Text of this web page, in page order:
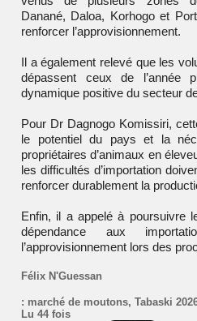
Danané, Daloa, Korhogo et
renforcer l’approvisionnement.
Il a également relevé que les
dépassent ceux de l’année
dynamique positive du secteur
Pour Dr Dagnogo Komissiri,
le potentiel du pays et la
propriétaires d’animaux en
les difficultés d’importation
renforcer durablement la
Enfin, il a appelé à poursuivre
dépendance aux
l’approvisionnement lors des
Félix N'Guessan
: marché de moutons, Tabaski
Lu 44 fois